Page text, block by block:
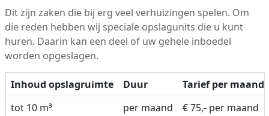
Dit zijn zaken die bij erg veel verhuizingen spelen. Om
die reden hebben wij speciale opslagunits die u kunt
huren. Daarin kan een deel of uw gehele inboedel
worden opgeslagen.
Inhoud opslagruimte Duur
Tarief per maand
tot 10 m³
per maand
€ 75,- per maand